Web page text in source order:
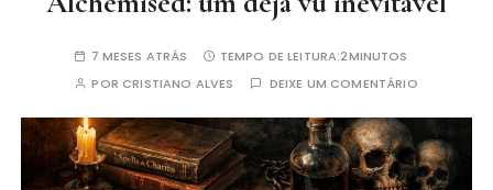
7 MESES ATRÁS TEMPO DE LEITURA:2MINUTOS
POR CRISTIANO ALVES DEIXE UM COMENTÁRIO